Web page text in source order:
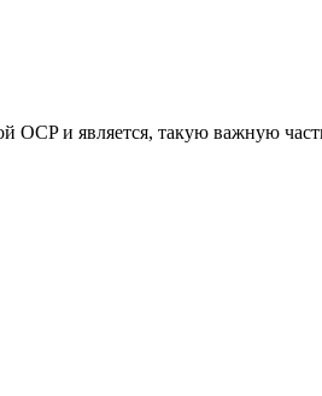
OCP и является, такую важную